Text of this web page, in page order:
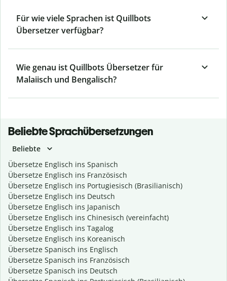
Für wie viele Sprachen ist Quillbots
Übersetzer verfügbar?
Wie genau ist Quillbots Übersetzer für
Malaiisch und Bengalisch?
Beliebte Sprachübersetzungen
Beliebte
Übersetze Englisch ins Spanisch
Übersetze Englisch ins Französisch
Übersetze Englisch ins Portugiesisch (Brasilianisch)
Übersetze Englisch ins Deutsch
Übersetze Englisch ins Japanisch
Übersetze Englisch ins Chinesisch (vereinfacht)
Übersetze Englisch ins Tagalog
Übersetze Englisch ins Koreanisch
Übersetze Spanisch ins Englisch
Übersetze Spanisch ins Französisch
Übersetze Spanisch ins Deutsch